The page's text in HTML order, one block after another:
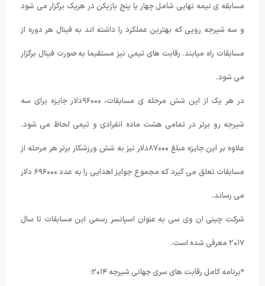
مسابقه ی نیمه نهایی شامل چهار یا پنج بازیکن در هریک برگزار می شود
و سه شیرجه رویی که بهترین عملکرد را داشته اند به فینال هر دوره از
مسابقات راه میابند. رقابت های تیمی نیز مستقیما به صورت فینال برگزار
می شود.
در هر یک از این شش مرحله ی مسابقات، ۹۶۰۰۰دلار جایزه برای سه
شیرجه رو برتر در تمامی هشت ماده انفرادی و تیمی لحاظ می شود.
علاوه بر این جایزه مبلغ ۸۷۰۰۰دلار نیز به شش ورزشکار برتر هر مرحله از
مسابقات تعلق می گیرد که مجموع جوایز اهدایی را به عدد ۶۹۶۰۰۰ دلار
می رساند.
شرکت چینی ان وی سی به عنوان اسپانسر رسمی این مسابقات تا سال
۲۰۱۷ معرفی شده است.
*برنامه کامل رقابت های سری جهانی شیرجه ۲۰۱۴: